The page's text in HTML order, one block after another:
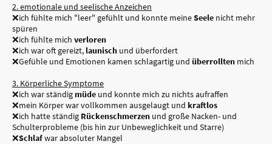
2. emotionale und seelische Anzeichen
❌ich fühlte mich "leer" gefühlt und konnte meineSeele nicht mehr
spüren
❌ich fühlte mich verloren
❌ich war oft gereizt, launisch und überfordert
❌Gefühle und Emotionen kamen schlagartig und überrollten mich
3. Körperliche Symptome
❌ich war ständig müde und konnte mich zu nichts aufraffen
❌mein Körper war vollkommen ausgelaugt und kraftlos
❌ich hatte ständig Rückenschmerzen und große Nacken- und
Schulterprobleme (bis hin zur Unbeweglichkeit und Starre)
❌Schlafwar absoluter Mangel